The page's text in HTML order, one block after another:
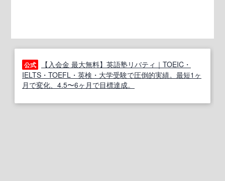
公式
【入会金 最大無料】英語塾リバティ｜TOEIC・
IELTS・TOEFL・英検・大学受験で圧倒的実績。最短1ヶ
月で変化、4.5〜6ヶ月で目標達成。